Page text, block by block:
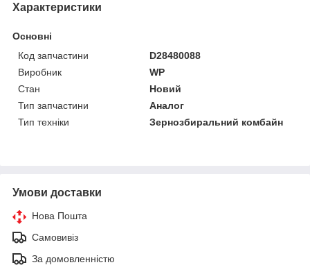
Характеристики
Основні
Код запчастини
D28480088
Виробник
WP
Стан
Новий
Тип запчастини
Аналог
Тип техніки
Зернозбиральний комбайн
Умови доставки
Нова Пошта
Самовивіз
За домовленністю